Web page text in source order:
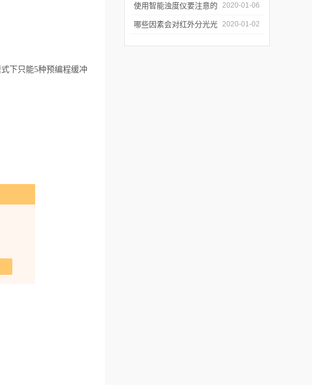
通知
使用智能浊度仪要注意的
几个要点
2020-01-06
哪些因素会对红外分光光 2020-01-02
下只能5种预编程缓冲